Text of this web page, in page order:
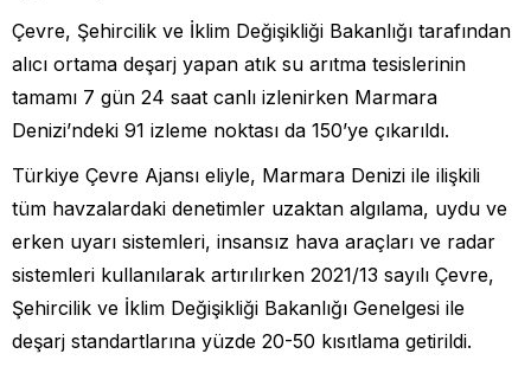
Çevre, Şehircilik ve İklim Değişikliği Bakanlığı tarafından
alıcı ortama deşarj yapan atık su arıtma tesislerinin
tamamı 7 gün 24 saat canlı izlenirken Marmara
Denizi’ndeki 91 izleme noktası da 150’ye çıkarıldı.
Türkiye Çevre Ajansı eliyle, Marmara Denizi ile ilişkili
tüm havzalardaki denetimler uzaktan algılama, uydu ve
erken uyarı sistemleri, insansız hava araçları ve radar
sistemleri kullanılarak artırılırken 2021/13 sayılı Çevre,
Şehircilik ve İklim Değişikliği Bakanlığı Genelgesi ile
deşarj standartlarına yüzde 20-50 kısıtlama getirildi.